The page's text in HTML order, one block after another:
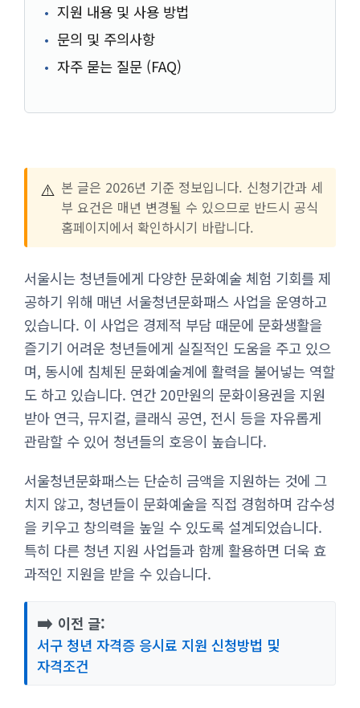
지원 내용 및 사용 방법
문의 및 주의사항
자주 묻는 질문 (FAQ)
⚠️ 본 글은 2026년 기준 정보입니다. 신청기간과 세
부 요건은 매년 변경될 수 있으므로 반드시 공식
홈페이지에서 확인하시기 바랍니다.
서울시는 청년들에게 다양한 문화예술 체험 기회를 제
공하기 위해 매년 서울청년문화패스 사업을 운영하고
있습니다. 이 사업은 경제적 부담 때문에 문화생활을
즐기기 어려운 청년들에게 실질적인 도움을 주고 있으
며, 동시에 침체된 문화예술계에 활력을 불어넣는 역할
도 하고 있습니다. 연간 20만원의 문화이용권을 지원
받아 연극, 뮤지컬, 클래식 공연, 전시 등을 자유롭게
관람할 수 있어 청년들의 호응이 높습니다.
서울청년문화패스는 단순히 금액을 지원하는 것에 그
치지 않고, 청년들이 문화예술을 직접 경험하며 감수성
을 키우고 창의력을 높일 수 있도록 설계되었습니다.
특히 다른 청년 지원 사업들과 함께 활용하면 더욱 효
과적인 지원을 받을 수 있습니다.
➡️ 이전 글:
서구 청년 자격증 응시료 지원 신청방법 및
자격조건